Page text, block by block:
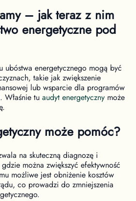
– jak teraz z nim
energetyczne pod
ubóstwa energetycznego mogą być
takie jak zwiększenie
lub wsparcie dla programów
Właśnie tu audyt energetyczny może
może pomóc?
na skuteczną diagnozę i
można zwiększyć efektywność
możliwe jest obniżenie kosztów
co prowadzi do zmniejszenia